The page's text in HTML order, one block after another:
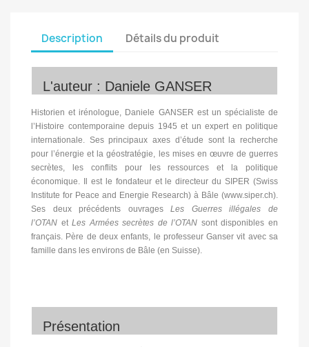
Description Détails du produit
L'auteur : Daniele GANSER
Historien et irénologue, Daniele GANSER est un spécialiste de
l’Histoire contemporaine depuis 1945 et un expert en politique
internationale. Ses principaux axes d’étude sont la recherche
pour l’énergie et la géostratégie, les mises en œuvre de guerres
secrètes, les conflits pour les ressources et la politique
économique. Il est le fondateur et le directeur du SIPER (Swiss
Institute for Peace and Energie Research) à Bâle (www.siper.ch).
Ses deux précédents ouvragesLes Guerres illégales de
l’OTAN etLes Armées secrètes de l’OTAN sont disponibles en
français. Père de deux enfants, le professeur Ganser vit avec sa
famille dans les environs de Bâle (en Suisse).
Présentation